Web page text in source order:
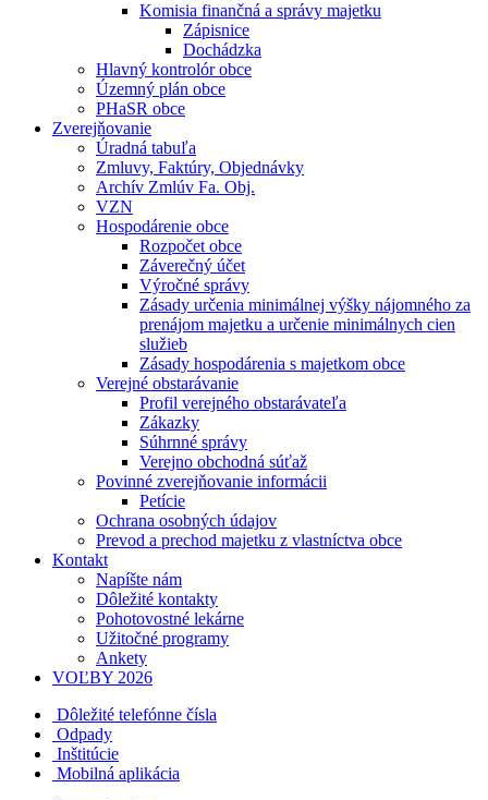
Komisia finančná a správy majetku
Zápisnice
Dochádzka
Hlavný kontrolór obce
Územný plán obce
PHaSR obce
Zverejňovanie
Úradná tabuľa
Zmluvy, Faktúry, Objednávky
Archív Zmlúv Fa. Obj.
VZN
Hospodárenie obce
Rozpočet obce
Záverečný účet
Výročné správy
Zásady určenia minimálnej výšky nájomného za
prenájom majetku a určenie minimálnych cien
služieb
Zásady hospodárenia s majetkom obce
Verejné obstarávanie
Profil verejného obstarávateľa
Zákazky
Súhrnné správy
Verejno obchodná súťaž
Povinné zverejňovanie informácii
Petície
Ochrana osobných údajov
Prevod a prechod majetku z vlastníctva obce
Kontakt
Napíšte nám
Dôležité kontakty
Pohotovostné lekárne
Užitočné programy
Ankety
VOĽBY 2026
Dôležité telefónne čísla
Odpady
Inštitúcie
Mobilná aplikácia